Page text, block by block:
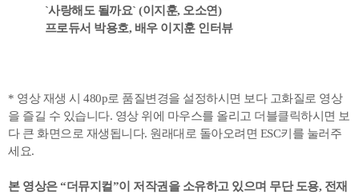
`사랑해도 될까요` (이지훈, 오소연)
프로듀서 박용호, 배우 이지훈 인터뷰
* 영상 재생 시 480p로 품질변경을 설정하시면 보다 고화질로 영상
을 즐길 수 있습니다. 영상 위에 마우스를 올리고 더블클릭하시면 보
다 큰 화면으로 재생됩니다. 원래대로 돌아오려면 ESC키를 눌러주
세요.
본 영상은 “더뮤지컬”이 저작권을 소유하고 있으며 무단 도용, 전재